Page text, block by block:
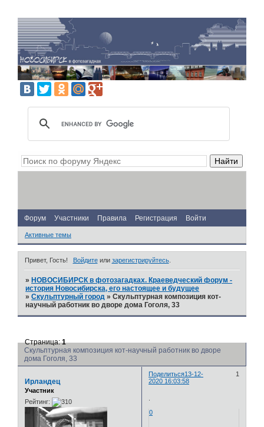
Форум Участники Правила Регистрация Войти
Активные темы
Привет, Гость! Войдитеили зарегистрируйтесь.
» НОВОСИБИРСК в фотозагадках. Краеведческий форум -
история Новосибирска, его настоящее и будущее
»Скульптурный город »Скульптурная композиция кот-
научный работник во дворе дома Гоголя, 33
Скульптурная композиция кот-научный работник во дворе
дома Гоголя, 33
Страница:1
Поделиться 1
13-12-
2020 16:03:58
Ирландец
Участник
Рейтинг:
0